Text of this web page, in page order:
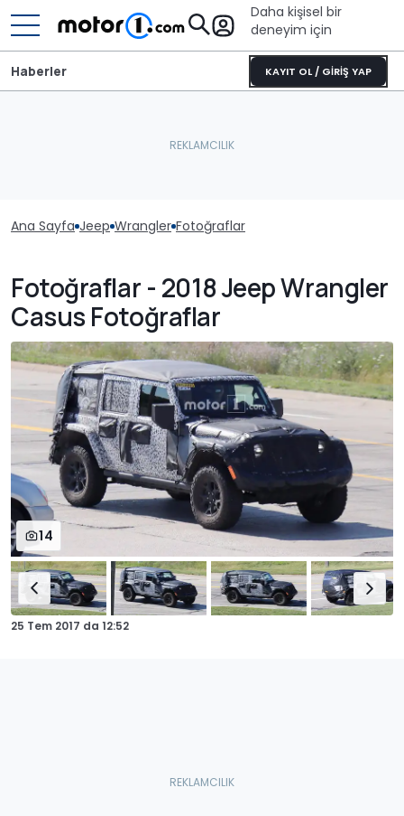
Daha kişisel bir
deneyim için
KAYIT OL / GİRİŞ YAP
Haberler
Ana Sayfa Jeep Wrangler Fotoğraflar
Fotoğraflar - 2018 Jeep Wrangler
Casus Fotoğraflar
14
25 Tem 2017 da 12:52